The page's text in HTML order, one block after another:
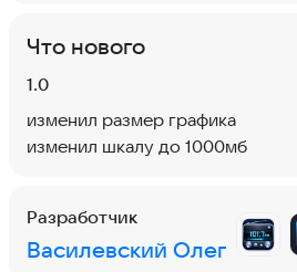
Что нового
Версия:
1.0
изменил размер графика
изменил шкалу до 1000мб
Разработчик
Василевский Олег